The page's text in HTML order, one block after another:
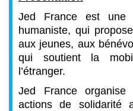
Jed France est une
humaniste, qui
aux jeunes, aux
qui soutient la
l’étranger.
Jed France
actions de solidarité